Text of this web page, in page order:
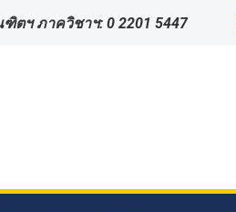
ตฯ ภาควิชาฯ: 0 2201 5447